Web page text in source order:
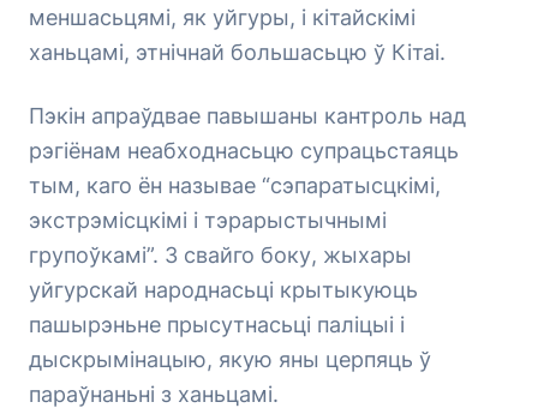
меншасьцямі, як уйгуры, і кітайскімі
ханьцамі, этнічнай большасьцю ў Кітаі.
Пэкін апраўдвае павышаны кантроль над
рэгіёнам неабходнасьцю супрацьстаяць
тым, каго ён называе “сэпаратысцкімі,
экстрэмісцкімі і тэрарыстычнымі
групоўкамі”. З свайго боку, жыхары
уйгурскай народнасьці крытыкуюць
пашырэньне прысутнасьці паліцыі і
дыскрымінацыю, якую яны церпяць ў
параўнаньні з ханьцамі.